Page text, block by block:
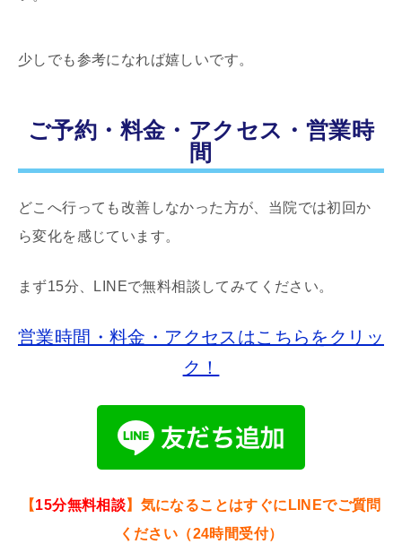
少しでも参考になれば嬉しいです。
ご予約・料金・アクセス・営業時
間
どこへ行っても改善しなかった方が、当院では初回か
ら変化を感じています。
まず15分、LINEで無料相談してみてください。
営業時間・料金・アクセスはこちらをクリッ
ク！
【15分無料相談】気になることはすぐにLINEでご質問
ください（24時間受付）